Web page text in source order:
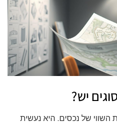
יש?
של נכסים. היא נעשית